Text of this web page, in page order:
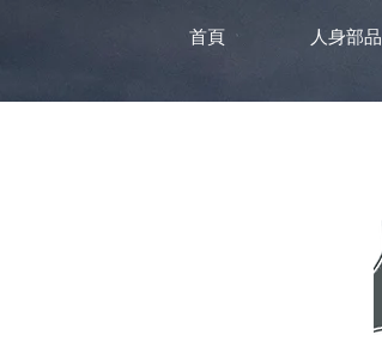
首頁 人身部品